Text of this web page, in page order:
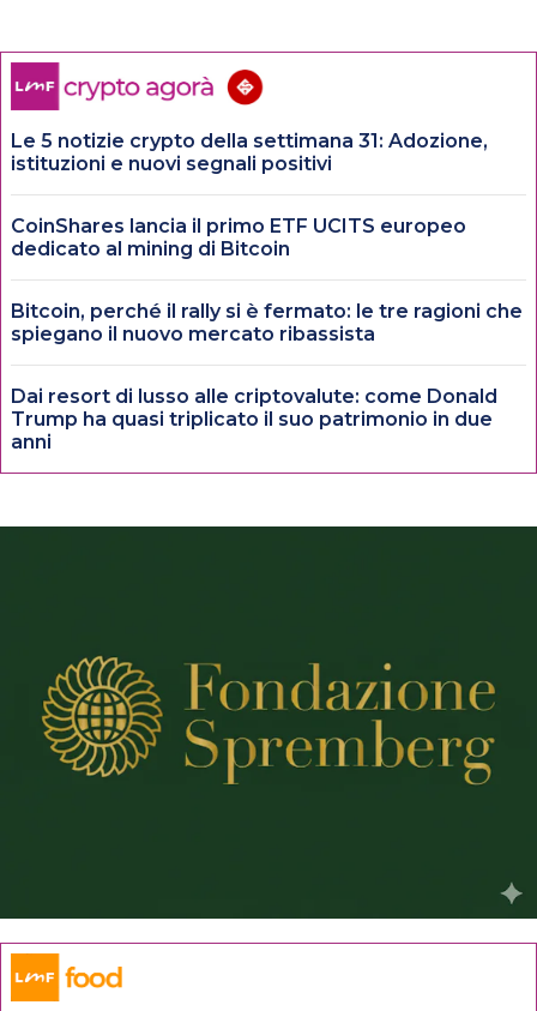
Le 5 notizie crypto della settimana 31: Adozione,
istituzioni e nuovi segnali positivi
CoinShares lancia il primo ETF UCITS europeo
dedicato al mining di Bitcoin
Bitcoin, perché il rally si è fermato: le tre ragioni che
spiegano il nuovo mercato ribassista
Dai resort di lusso alle criptovalute: come Donald
Trump ha quasi triplicato il suo patrimonio in due
anni